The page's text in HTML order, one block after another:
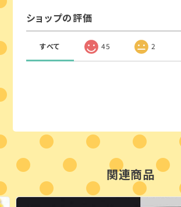
ショップの評価
すべて 45 2
関連商品